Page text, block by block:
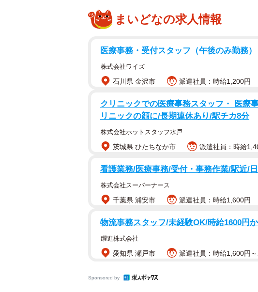
まいどなの求人情報
医療事務・受付スタッフ（午後のみ勤務）
株式会社ワイズ
石川県 金沢市 派遣社員：時給1,200円
クリニックでの医療事務スタッフ・ 医療
リニックの顔に/長期連休あり/駅チカ8分
株式会社ホットスタッフ水戸
茨城県 ひたちなか市 派遣社員：時給
看護業務/医療事務/受付・事務作業/駅近/
株式会社スーパーナース
千葉県 浦安市 派遣社員：時給1,600円
物流事務スタッフ/未経験OK/時給1600円
躍進株式会社
愛知県 瀬戸市 派遣社員：時給1,600円
Sponsored by